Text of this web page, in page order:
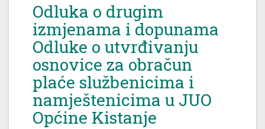
Odluka o drugim
izmjenama i dopunama
Odluke o utvrđivanju
osnovice za obračun
plaće službenicima i
namještenicima u JUO
Općine Kistanje